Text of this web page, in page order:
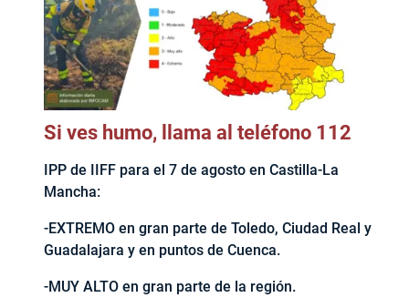
Si ves humo, llama al teléfono 112
IPP de IIFF para el 7 de agosto en Castilla-La
Mancha:
-EXTREMO en gran parte de Toledo, Ciudad Real y
Guadalajara y en puntos de Cuenca.
-MUY ALTO en gran parte de la región.